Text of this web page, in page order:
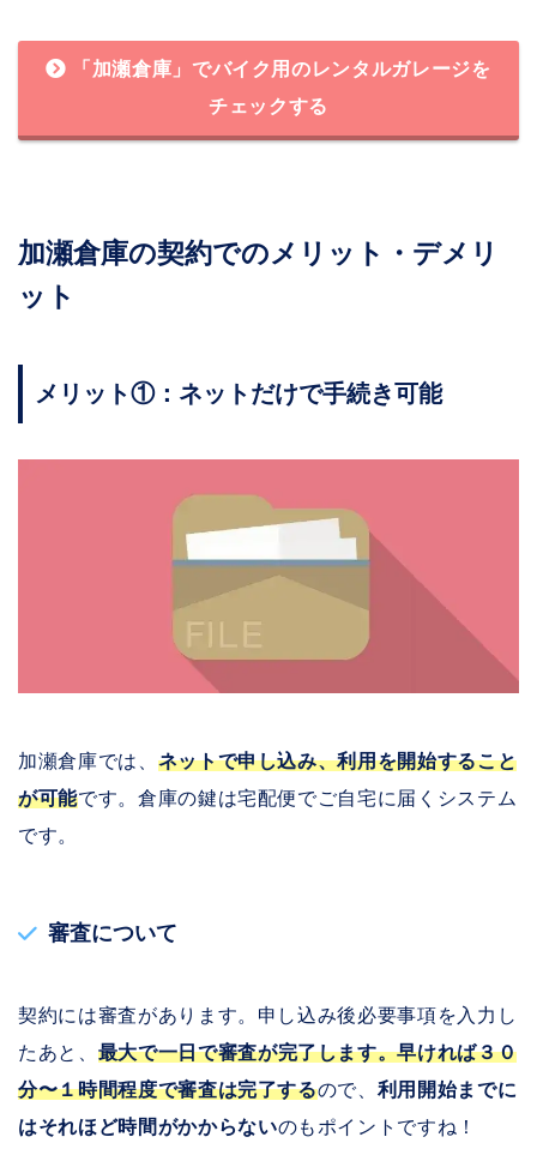
「加瀬倉庫」でバイク用のレンタルガレージを
チェックする
加瀬倉庫の契約でのメリット・デメリ
ット
メリット①：ネットだけで手続き可能
加瀬倉庫では、 ネットで申し込み、利用を開始すること
が可能です。倉庫の鍵は宅配便でご自宅に届くシステム
です。
審査について
契約には審査があります。申し込み後必要事項を入力し
たあと、 最大で一日で審査が完了します。早ければ３０
分〜１時間程度で審査は完了するので、 利用開始までに
はそれほど時間がかからないのもポイントですね！